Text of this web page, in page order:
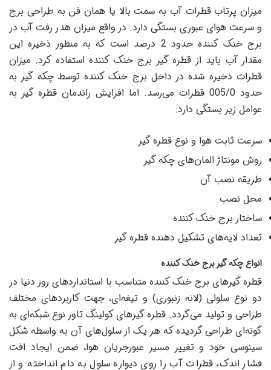
میزان پرتاب قطرات آب به سمت بالا یا همان فن به طراحی برج
و سرعت هوای عبوری بستگی دارد. در واقع میزان هدر رفت آب در
برج خنک کننده حدود 2 درصد است که به منظور ذخیره این
مقدار آب باید از قطره گیر برج خنک کننده استفاده کرد. میزان
قطرات ذخیره شده در داخل برج خنک کننده توسط چکه گیر به
حدود 005/0 قطرات می‌رسد. اما افزایش راندمان قطره گیر به
عوامل زیر بستگی دارد:
سرعت ثابت هوا و نوع قطره گیر
روش مونتاژ المان‌های چکه گیر
طریقه نصب آن
محل نصب
ساختار برج خنک کننده
تعداد لایه‌های تشکیل دهنده قطره گیر
انواع چکه گیر برج خنک کننده
قطره گیرهای برج خنک کننده متناسب با استانداردهای روز دنیا در
دو نوع سلولی (لانه زنبوری) و تیغه‌ای، جهت کاربردهای مختلف
طراحی و تولید می‌گردد. قطره گیرهای کولینگ تاور نوع شبکه‌ای به
گونه‌ای طراحی گردیده که هر یک از سلول‌های آن به واسطه شکل
سینوسی خود و تغییر مسیر عبورجریان هوا، ضمن ایجاد افت
فشار اندک، قطرات آب را روی دیواره سلول به دام انداخته و از